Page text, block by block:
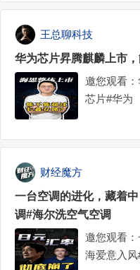
王总聊科技
华为芯片昇腾麒麟上市
邀您观看
芯片#华为
财经魔方
一台空调的进化，藏着
调#海尔洗空气空调
邀您观看
海爱意入